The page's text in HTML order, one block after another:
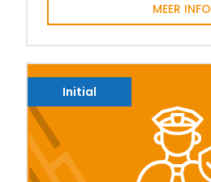
MEER INFO
Initial